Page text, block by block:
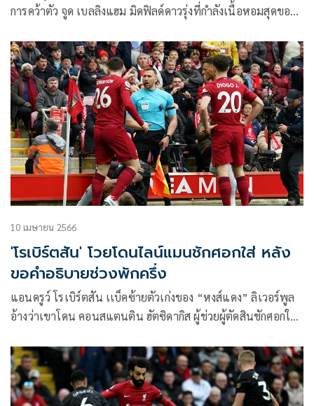
การคว้าตัว จูด เบลลิงแฮม มิดฟิลด์ดาวรุ่งที่กำลังเนื้อหอมสุดของ
หลัก 100 ล้านปอนด์ หรือประมาณ 4,300 ล้านบาท
10 เมษายน 2566
'โรเบิร์ตสัน'​ โวยโดนไลน์แมนชักศอกใส่ หลัง
ขอคำอธิบายช่วงพักครึ่ง
แอนดรูว์ โรเบิร์ตสัน เเบ็คซ้ายตัวเก่งของ “หงส์แดง” ลิเวอร์พูล
อ้างว่าเขาโดน คอนสแตนติน ฮัตซิดากิส ผู้ช่วยผู้ตัดสินชักศอกใส่